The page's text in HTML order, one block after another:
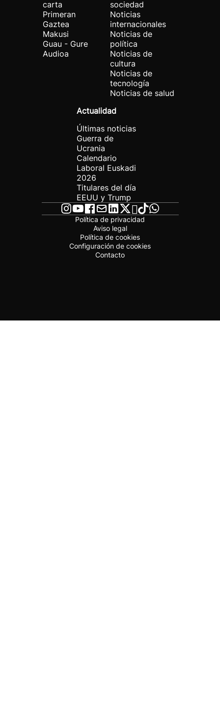
carta
Primeran
Gaztea
Makusi
Guau - Gure
Audioa
sociedad
Noticias
internacionales
Noticias de
política
Noticias de
cultura
Noticias de
tecnología
Noticias de salud
Actualidad
Últimas noticias
Guerra de
Ucrania
Calendario
Laboral Euskadi
2026
Titulares del día
EEUU y Trump
Política de privacidad
Aviso legal
Política de cookies
Configuración de cookies
Contacto